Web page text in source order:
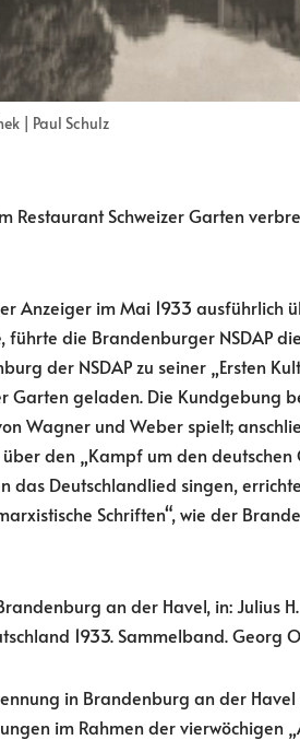
| Paul Schulz
Restaurant Schweizer Garten
Anzeiger im Mai 1933 ausführlich
die Brandenburger NSDAP
der NSDAP zu seiner „Ersten
Garten geladen. Die Kundgebung
Wagner und Weber spielt;
den „Kampf um den deutschen
das Deutschlandlied singen,
Schriften“, wie der
an der Havel, in: Julius
1933. Sammelband. Georg
in Brandenburg an der
im Rahmen der vierwöchigen